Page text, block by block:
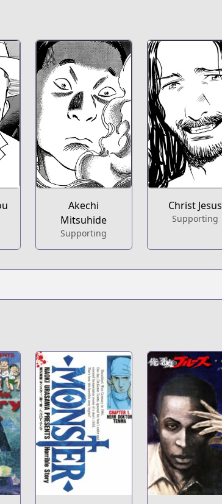
Akechi
Mitsuhide
Supporting
Christ Jesus
Supporting